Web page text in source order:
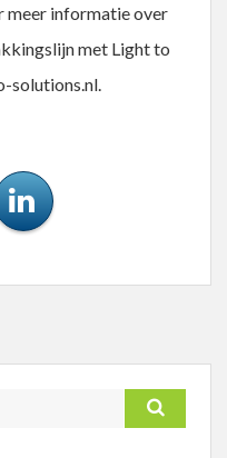
meer informatie over
met Light to
solutions.nl.